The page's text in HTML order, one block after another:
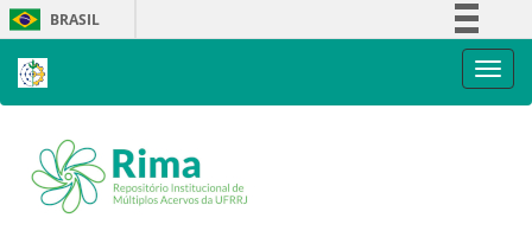
Skip
navigation
BRASIL